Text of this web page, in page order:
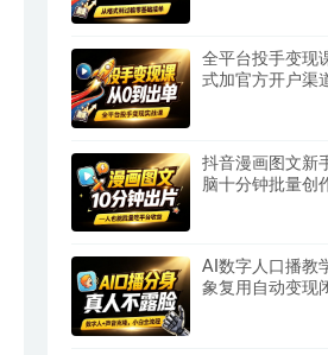
全平台投手变现
式加官方开户渠
抖音漫画图文新
脑十分钟批量创
AI数字人口播教
象复用自动变现